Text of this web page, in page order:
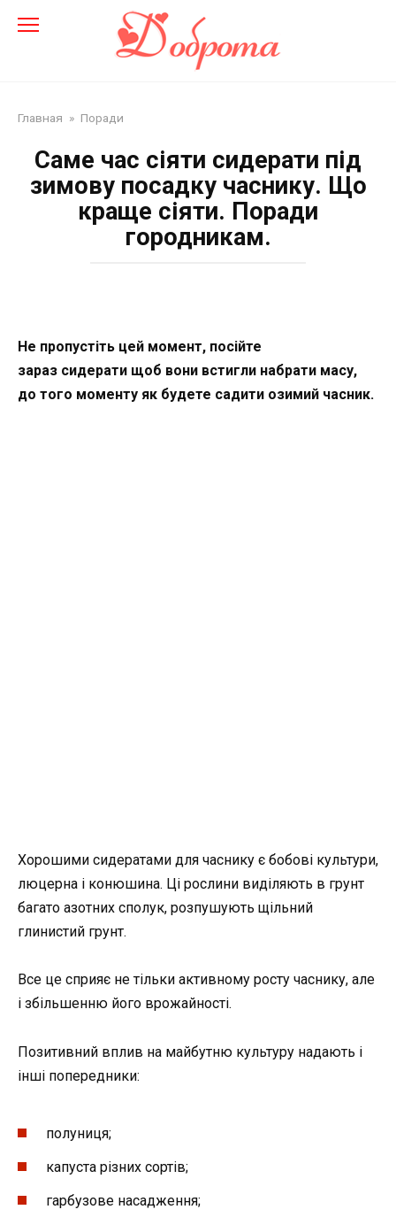
Главная » Поради
Саме час сіяти сидерати під
зимову посадку часнику. Що
краще сіяти. Поради
городникам.
Не пропустіть цей момент, посійте
зараз сидерати щоб вони встигли набрати масу,
до того моменту як будете садити озимий часник.
Хорошими сидератами для часнику є бобові культури,
люцерна і конюшина. Ці рослини виділяють в грунт
багато азотних сполук, розпушують щільний
глинистий грунт.
Все це сприяє не тільки активному росту часнику, але
і збільшенню його врожайності.
Позитивний вплив на майбутню культуру надають і
інші попередники:
полуниця;
капуста різних сортів;
гарбузове насадження;